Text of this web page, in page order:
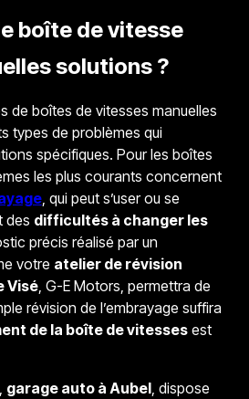
boîte de vitesse
solutions ?
de boîtes de vitesses manuelles
types de problèmes qui
spécifiques. Pour les boîtes
les plus courants concernent
, qui peut s’user ou se
des difficultés à changer les
précis réalisé par un
votre atelier de révision
Visé, G-E Motors, permettra de
révision de l’embrayage suffira
de la boîte de vitessesest
garage auto à Aubel, dispose